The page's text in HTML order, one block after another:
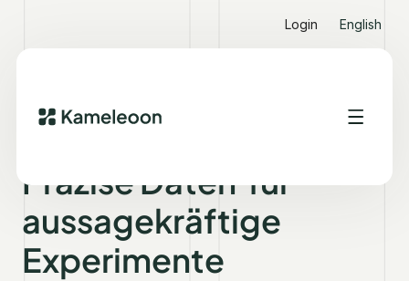
Login English
DATA ACCURACY
Präzise Daten für
aussagekräftige
Experimente